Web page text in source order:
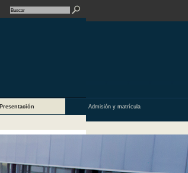
Presentación Admisión y matrícula